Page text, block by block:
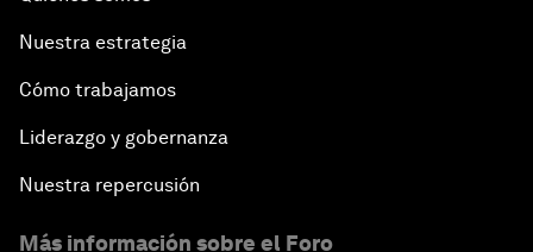
Nuestra estrategia
Cómo trabajamos
Liderazgo y gobernanza
Nuestra repercusión
Más información sobre el Foro